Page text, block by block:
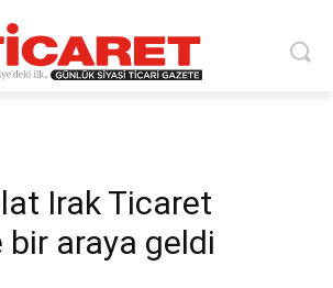
Irak Ticaret
bir araya geldi